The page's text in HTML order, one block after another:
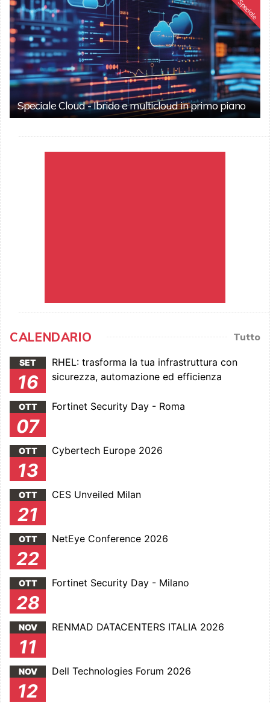
Speciale
Speciale Cloud - Ibrido e multicloud in primo piano
CALENDARIO Tutto
SET
16
RHEL: trasforma la tua infrastruttura con
sicurezza, automazione ed efficienza
OTT
07
Fortinet Security Day - Roma
OTT
13
Cybertech Europe 2026
OTT
21
CES Unveiled Milan
OTT
22
NetEye Conference 2026
OTT
28
Fortinet Security Day - Milano
NOV
11
RENMAD DATACENTERS ITALIA 2026
NOV
12
Dell Technologies Forum 2026